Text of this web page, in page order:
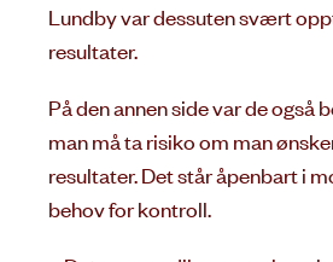
Lundby var dessuten svært
resultater.
På den annen side var de også
man må ta risiko om man
resultater. Det står åpenbart i
behov for kontroll.